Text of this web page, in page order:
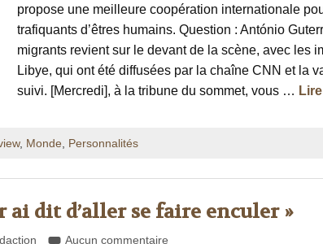
propose une meilleure coopération internationale
trafiquants d’êtres humains. Question : António
migrants revient sur le devant de la scène, avec les
Libye, qui ont été diffusées par la chaîne CNN et la
suivi. [Mercredi], à la tribune du sommet, vous …
, Monde Personnalités
ai dit d’aller se faire enculer »
Aucun commentaire